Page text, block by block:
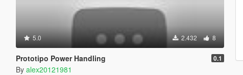
5.0 2.432 8
Prototipo Power Handling 0.1
By alex20121981